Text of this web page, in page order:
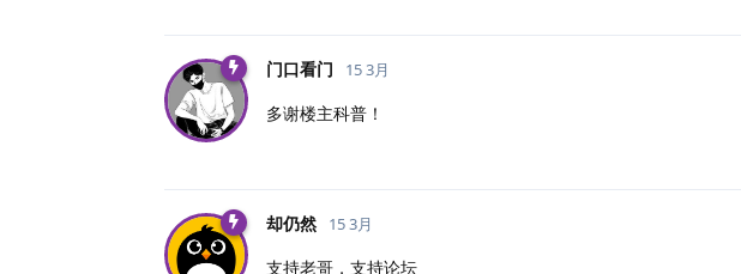
门口看门 15 3月
多谢楼主科普！
却仍然 15 3月
支持老哥，支持论坛